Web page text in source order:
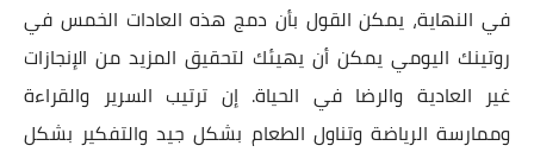
في النهاية، يمكن القول بأن دمج هذه العادات الخمس في
روتينك اليومي يمكن أن يهيئك لتحقيق المزيد من الإنجازات
غير العادية والرضا في الحياة. إن ترتيب السرير والقراءة
وممارسة الرياضة وتناول الطعام بشكل جيد والتفكير بشكل